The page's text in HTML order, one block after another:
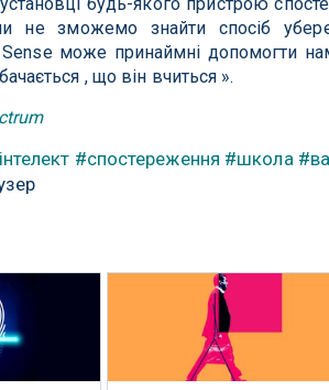
будь-якого пристрою
не зможемо знайти спосіб
Sense може принаймні допомогти
, що він вчиться ».
#спостереження #школа